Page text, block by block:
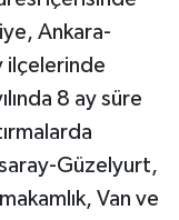
Ankara-
ilçelerinde
8 ay süre
Güzelyurt,
Van ve